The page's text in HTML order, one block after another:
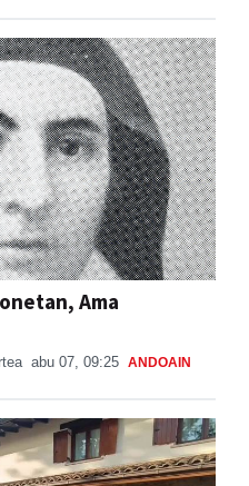
Ama
abu 07, 09:25 ANDOAIN